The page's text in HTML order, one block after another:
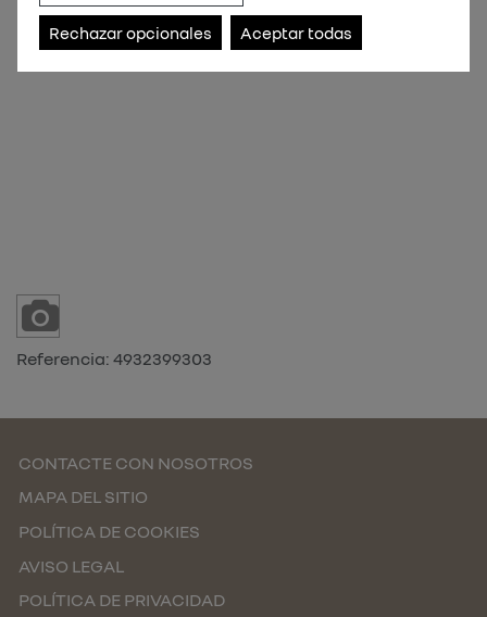
Referencia: 4932399303
CONTACTE CON NOSOTROS
MAPA DEL SITIO
POLÍTICA DE COOKIES
AVISO LEGAL
POLÍTICA DE PRIVACIDAD
Rechazar opcionales Aceptar todas